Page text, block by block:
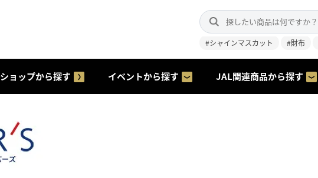
#シャインマスカット #財布
ショップから探す イベントから探す JAL関連商品から探す